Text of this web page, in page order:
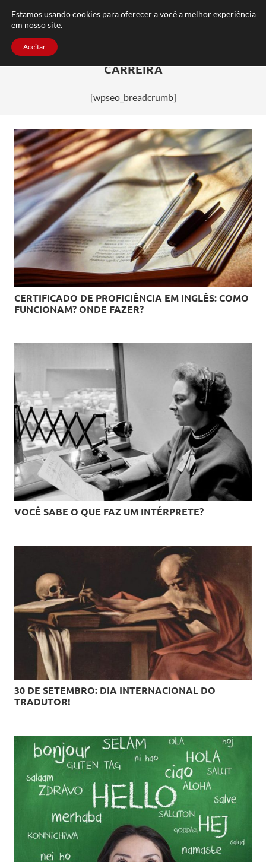
FAQ TRABALHE CONOSCO CONTATO
CARREIRA
[wpseo_breadcrumb]
CERTIFICADO DE PROFICIÊNCIA EM INGLÊS: COMO
FUNCIONAM? ONDE FAZER?
VOCÊ SABE O QUE FAZ UM INTÉRPRETE?
30 DE SETEMBRO: DIA INTERNACIONAL DO
TRADUTOR!
Estamos usando cookies para oferecer a você a melhor experiência
em nosso site.
Aceitar